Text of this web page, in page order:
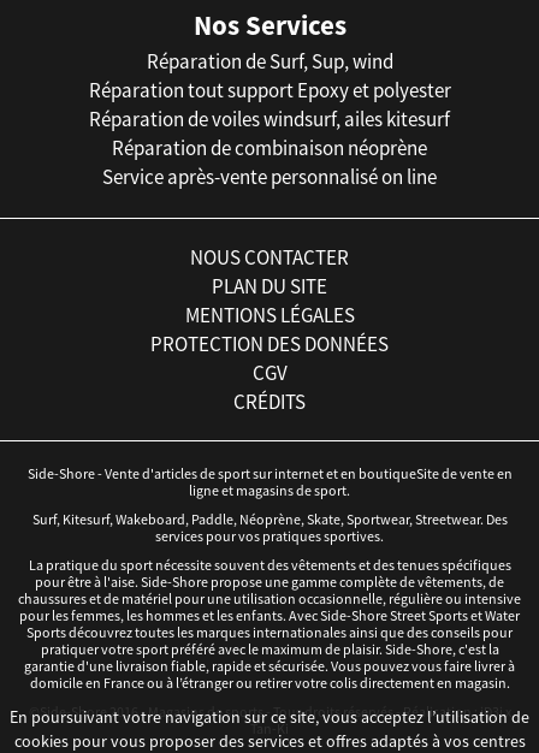
Nos Services
Réparation de Surf, Sup, wind
Réparation tout support Epoxy et polyester
Réparation de voiles windsurf, ailes kitesurf
Réparation de combinaison néoprène
Service après-vente personnalisé on line
NOUS CONTACTER
PLAN DU SITE
MENTIONS LÉGALES
PROTECTION DES DONNÉES
CGV
CRÉDITS
Side-Shore - Vente d'articles de sport sur internet et en boutiqueSite de vente en
ligne et magasins de sport.
Surf, Kitesurf, Wakeboard, Paddle, Néoprène, Skate, Sportwear, Streetwear. Des
services pour vos pratiques sportives.
La pratique du sport nécessite souvent des vêtements et des tenues spécifiques
pour être à l'aise. Side-Shore propose une gamme complète de vêtements, de
chaussures et de matériel pour une utilisation occasionnelle, régulière ou intensive
pour les femmes, les hommes et les enfants. Avec Side-Shore Street Sports et Water
Sports découvrez toutes les marques internationales ainsi que des conseils pour
pratiquer votre sport préféré avec le maximum de plaisir. Side-Shore, c'est la
garantie d'une livraison fiable, rapide et sécurisée. Vous pouvez vous faire livrer à
domicile en France ou à l’étranger ou retirer votre colis directement en magasin.
©Side-Shore 2016 - Magasins de sports - Tous droits réservés - Réalisation :iD3ix
Tan-Ki
En poursuivant votre navigation sur ce site, vous acceptez l’utilisation de
cookies pour vous proposer des services et offres adaptés à vos centres